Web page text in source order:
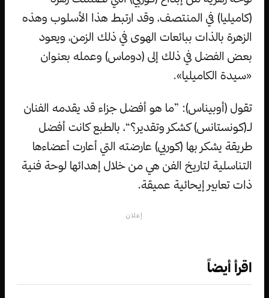
(كاميليا) في المنتصف، وقد ارتبط هذا الأسلوب وهذه
الزهرة بالذات ببائعات الهوى في ذلك الزمن، ويعود
بعض الفضل في ذلك إلى (دوماس) وعمله بعنوان
«سيدة الكاميليا».
تقول (أوبيناس): ”ما هو أفضل جزاء قد يقدمه الفنان
لـ(كونستانس) كشكر وتقدير؟“، بالطبع كانت أفضل
طريقة يشكر بها (كوربي) عارضته التي أعارت أعضاءها
التناسلية لتاريخ الفن هي من خلال إهدائها لوحة فنية
ذات تعابير إيحائية عميقة.
إعلان
اقرأ أيضاً